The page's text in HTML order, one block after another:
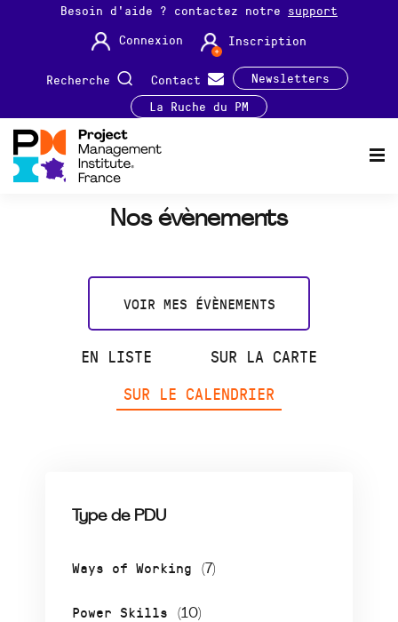
Besoin d'aide ? contactez notre support
Connexion
Inscription
Recherche Contact
Newsletters
La Ruche du PM
Nos évènements
VOIR MES ÉVÈNEMENTS
EN LISTE
SUR LA CARTE
SUR LE CALENDRIER
Type de PDU
Ways of Working (7)
Power Skills (10)